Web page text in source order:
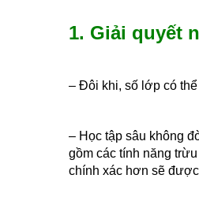
1. Giải quyết
– Đôi khi, số lớp có
– Học tập sâu không
gồm các tính năng
chính xác hơn sẽ